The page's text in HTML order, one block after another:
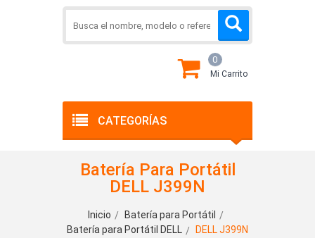
CATEGORÍAS
0
Mi Carrito
Batería Para Portátil
DELL J399N
Inicio
Batería para Portátil
Batería para Portátil DELL
DELL J399N